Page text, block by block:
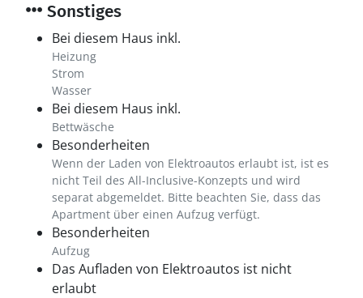
Sonstiges
Bei diesem Haus inkl.
Heizung
Strom
Wasser
Bei diesem Haus inkl.
Bettwäsche
Besonderheiten
Wenn der Laden von Elektroautos erlaubt ist, ist es
nicht Teil des All-Inclusive-Konzepts und wird
separat abgemeldet. Bitte beachten Sie, dass das
Apartment über einen Aufzug verfügt.
Besonderheiten
Aufzug
Das Aufladen von Elektroautos ist nicht
erlaubt